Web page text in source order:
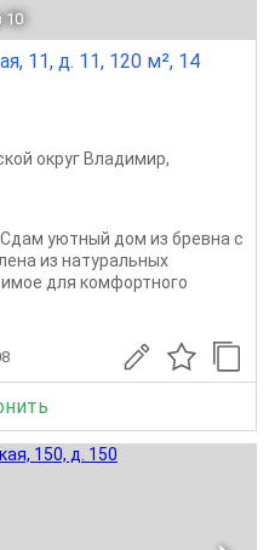
10
11, д. 11, 120 м², 14
округ Владимир,
уютный дом из бревна с
из натуральных
для комфортного